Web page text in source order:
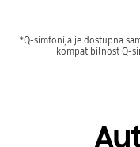
*Q-simfonija je dostupna
kompatibilnost Q-